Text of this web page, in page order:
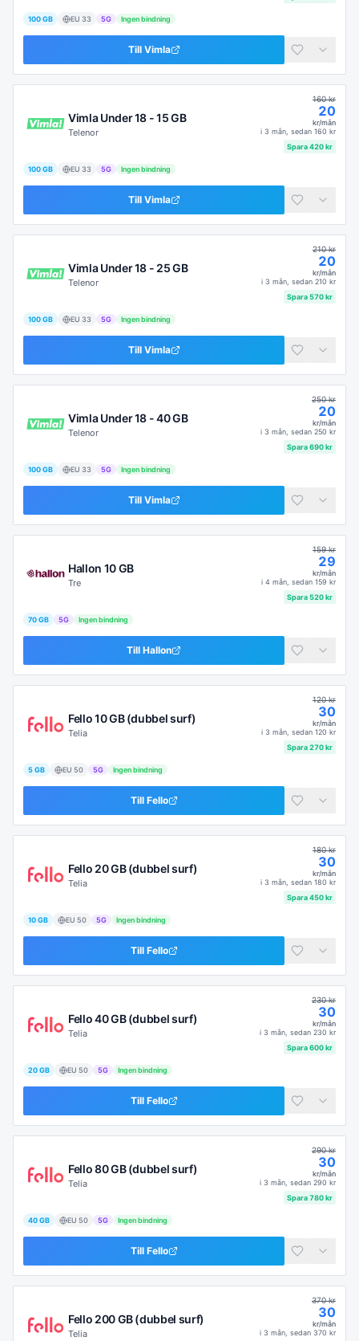
100 GB EU 33 5G Ingen bindning
Till Vimla
Vimla Under 18 - 15 GB
Telenor
160kr
20
kr/mån
i 3 mån , sedan 160 kr
Spara420kr
100 GB EU 33 5G Ingen bindning
Till Vimla
Vimla Under 18 - 25 GB
Telenor
210kr
20
kr/mån
i 3 mån , sedan 210 kr
Spara570kr
100 GB EU 33 5G Ingen bindning
Till Vimla
Vimla Under 18 - 40 GB
Telenor
250kr
20
kr/mån
i 3 mån , sedan 250 kr
Spara690kr
100 GB EU 33 5G Ingen bindning
Till Vimla
Hallon 10 GB
Tre
159kr
29
kr/mån
i 4 mån , sedan 159 kr
Spara520kr
70 GB 5G Ingen bindning
Till Hallon
Fello 10 GB (dubbel surf)
Telia
120kr
30
kr/mån
i 3 mån , sedan 120 kr
Spara270kr
5 GB EU 50 5G Ingen bindning
Till Fello
Fello 20 GB (dubbel surf)
Telia
180kr
30
kr/mån
i 3 mån , sedan 180 kr
Spara450kr
10 GB EU 50 5G Ingen bindning
Till Fello
Fello 40 GB (dubbel surf)
Telia
230kr
30
kr/mån
i 3 mån , sedan 230 kr
Spara600kr
20 GB EU 50 5G Ingen bindning
Till Fello
Fello 80 GB (dubbel surf)
Telia
290kr
30
kr/mån
i 3 mån , sedan 290 kr
Spara780kr
40 GB EU 50 5G Ingen bindning
Till Fello
Fello 200 GB (dubbel surf)
Telia
370kr
30
kr/mån
i 3 mån , sedan 370 kr